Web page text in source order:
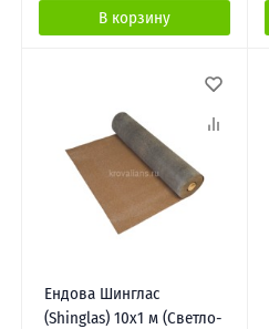
В корзину
Ендова Шинглас
(Shinglas) 10х1 м (Светло-